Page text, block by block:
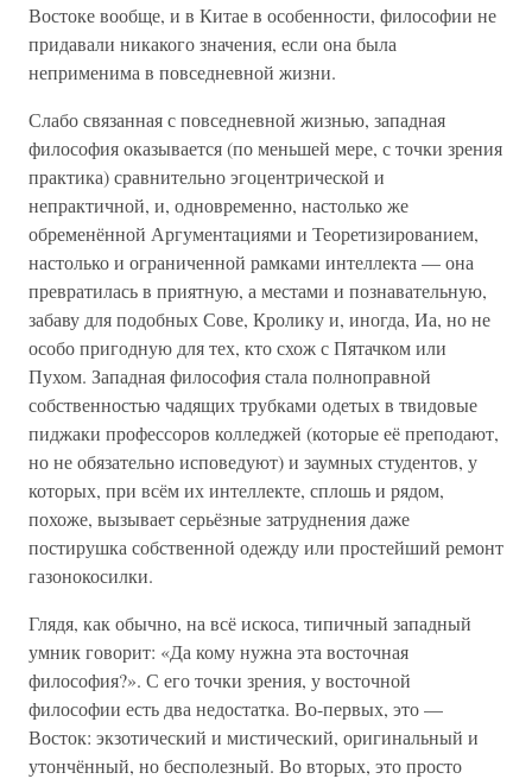
Востоке вообще, и в Китае в особенности, философии не
придавали никакого значения, если она была
неприменима в повседневной жизни.
Слабо связанная с повседневной жизнью, западная
философия оказывается (по меньшей мере, с точки зрения
практика) сравнительно эгоцентрической и
непрактичной, и, одновременно, настолько же
обременённой Аргументациями и Теоретизированием,
настолько и ограниченной рамками интеллекта — она
превратилась в приятную, а местами и познавательную,
забаву для подобных Сове, Кролику и, иногда, Иа, но не
особо пригодную для тех, кто схож с Пятачком или
Пухом. Западная философия стала полноправной
собственностью чадящих трубками одетых в твидовые
пиджаки профессоров колледжей (которые её преподают,
но не обязательно исповедуют) и заумных студентов, у
которых, при всём их интеллекте, сплошь и рядом,
похоже, вызывает серьёзные затруднения даже
постирушка собственной одежду или простейший ремонт
газонокосилки.
Глядя, как обычно, на всё искоса, типичный западный
умник говорит: «Да кому нужна эта восточная
философия?». С его точки зрения, у восточной
философии есть два недостатка. Во-первых, это —
Восток: экзотический и мистический, оригинальный и
утончённый, но бесполезный. Во вторых, это просто